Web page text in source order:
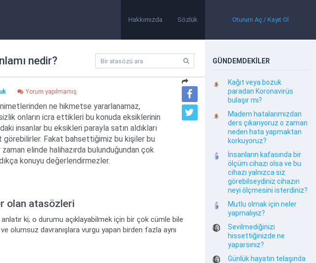
Hakkımızda Sözlük Oturum Aç / Kayıt Ol
nedir?
Yorum yapılmamış
ne hikmetse yararlanamaz,
onların icra ettikleri bu konuda eksiklerinin
insanlar bu eksikleri parayla satın aldıkları
görebilirler. Fakat bahsettiğimiz bu kişiler bu
elinde halihazırda bulunduğundan çok
konuyu değerlendirmezler.
olan atasözleri
ki; o durumu açıklayabilmek için bir çok cümle bile
olumsuz davranışlara vurgu yapan birden fazla aynı
GÜNDEMDEKİLER
Kağıt veya bozuk
paradan Koronavirüs
bulaşır mı?
Madem hatalarımızdan
ders çıkarıyoruz o zaman
neden hata yapmaktan
korkuyoruz?
İnsanların kafasında bir
ölçüm cihazı olsa ve bu
cihazı yalnızca siz
görebilseydiniz cihazın
neyi ölçmesini isterdiniz?
Mutlu olmak için neler
yapmalıyız?
Sevilmediğinizi
hissettiğinizde ne
yaparsınız?
Günlük hayatın telaşında